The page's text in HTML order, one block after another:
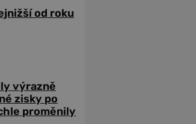
od roku
výrazně
zisky po
proměnily